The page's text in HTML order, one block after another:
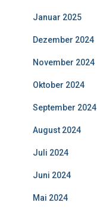
Januar 2025
Dezember 2024
November 2024
Oktober 2024
September 2024
August 2024
Juli 2024
Juni 2024
Mai 2024